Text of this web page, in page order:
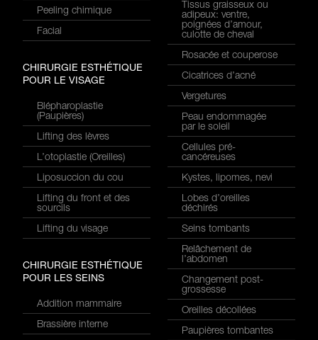
Peeling chimique
Facial
CHIRURGIE ESTHÉTIQUE
POUR LE VISAGE
Blépharoplastie
(Paupières)
Lifting des lèvres
L’otoplastie (Oreilles)
Liposuccion du cou
Lifting du front et des
sourcils
Lifting du visage
CHIRURGIE ESTHÉTIQUE
POUR LES SEINS
Addition mammaire
Brassière interne
Tissus graisseux ou
adipeux: ventre,
poignées d’amour,
culotte de cheval
Rosacée et couperose
Cicatrices d’acné
Vergetures
Peau endommagée
par le soleil
Cellules pré-
cancéreuses
Kystes, lipomes, nevi
Lobes d’oreilles
déchirés
Seins tombants
Relâchement de
l’abdomen
Changement post-
grossesse
Oreilles décollées
Paupières tombantes